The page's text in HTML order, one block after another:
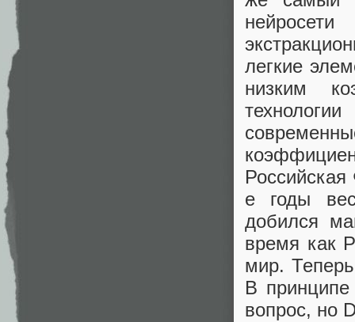
легкие
низким
е годы
добился
время как
мир.
В
вопрос, но